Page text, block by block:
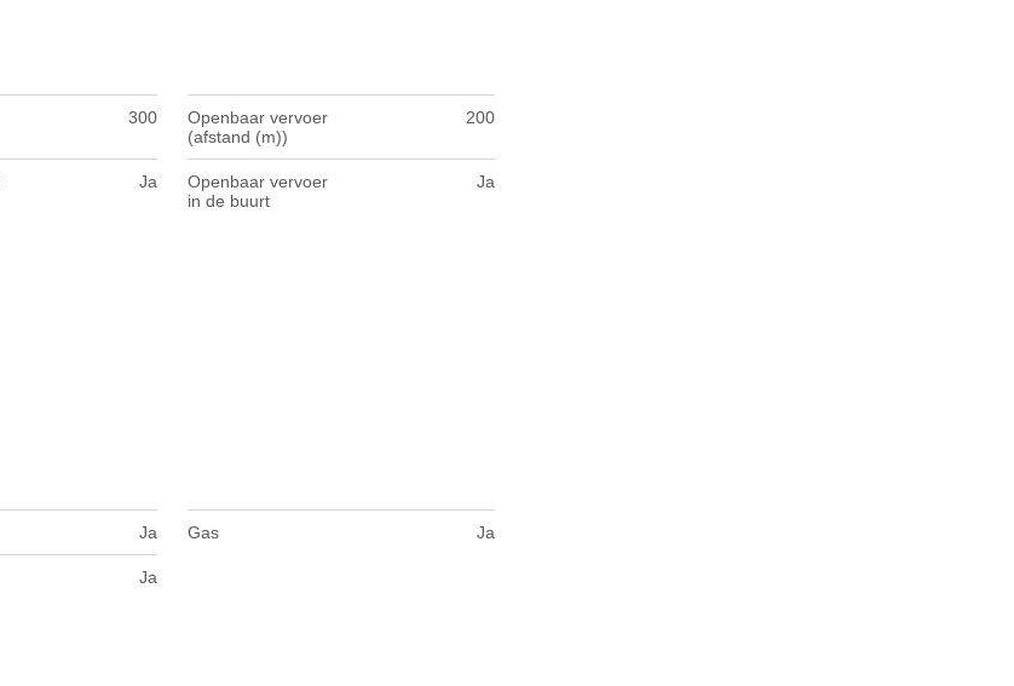
300
Openbaar vervoer
(afstand (m))
200
Ja
Openbaar vervoer
in de buurt
Ja
Ja Gas Ja
Ja